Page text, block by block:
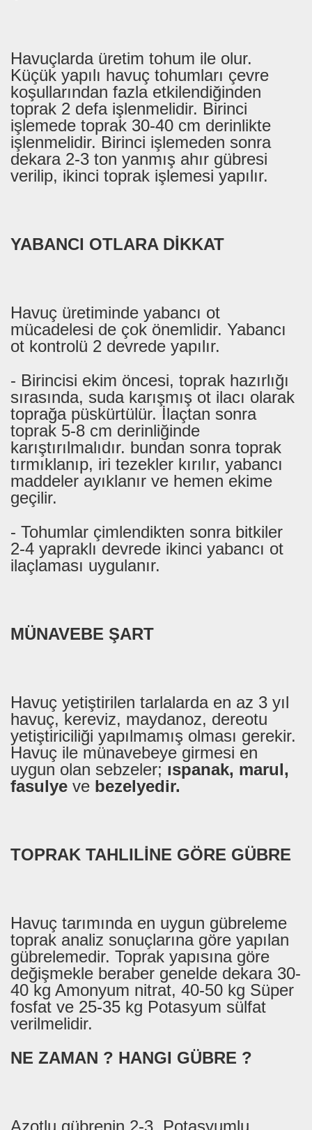
Havuçlarda üretim tohum ile olur.
Küçük yapılı havuç tohumları çevre
koşullarından fazla etkilendiğinden
toprak 2 defa işlenmelidir. Birinci
işlemede toprak 30-40 cm derinlikte
işlenmelidir. Birinci işlemeden sonra
dekara 2-3 ton yanmış ahır gübresi
verilip, ikinci toprak işlemesi yapılır.
YABANCI OTLARA DİKKAT
Havuç üretiminde yabancı ot
mücadelesi de çok önemlidir. Yabancı
ot kontrolü 2 devrede yapılır.
- Birincisi ekim öncesi, toprak hazırlığı
sırasında, suda karışmış ot ilacı olarak
toprağa püskürtülür. İlaçtan sonra
toprak 5-8 cm derinliğinde
karıştırılmalıdır. bundan sonra toprak
tırmıklanıp, iri tezekler kırılır, yabancı
maddeler ayıklanır ve hemen ekime
geçilir.
- Tohumlar çimlendikten sonra bitkiler
2-4 yapraklı devrede ikinci yabancı ot
ilaçlaması uygulanır.
MÜNAVEBE ŞART
Havuç yetiştirilen tarlalarda en az 3 yıl
havuç, kereviz, maydanoz, dereotu
yetiştiriciliği yapılmamış olması gerekir.
Havuç ile münavebeye girmesi en
uygun olan sebzeler; ıspanak, marul,
fasulye ve bezelyedir.
TOPRAK TAHLILİNE GÖRE GÜBRE
Havuç tarımında en uygun gübreleme
toprak analiz sonuçlarına göre yapılan
gübrelemedir. Toprak yapısına göre
değişmekle beraber genelde dekara 30-
40 kg Amonyum nitrat, 40-50 kg Süper
fosfat ve 25-35 kg Potasyum sülfat
verilmelidir.
NE ZAMAN ? HANGI GÜBRE ?
Azotlu gübrenin 2-3, Potasyumlu